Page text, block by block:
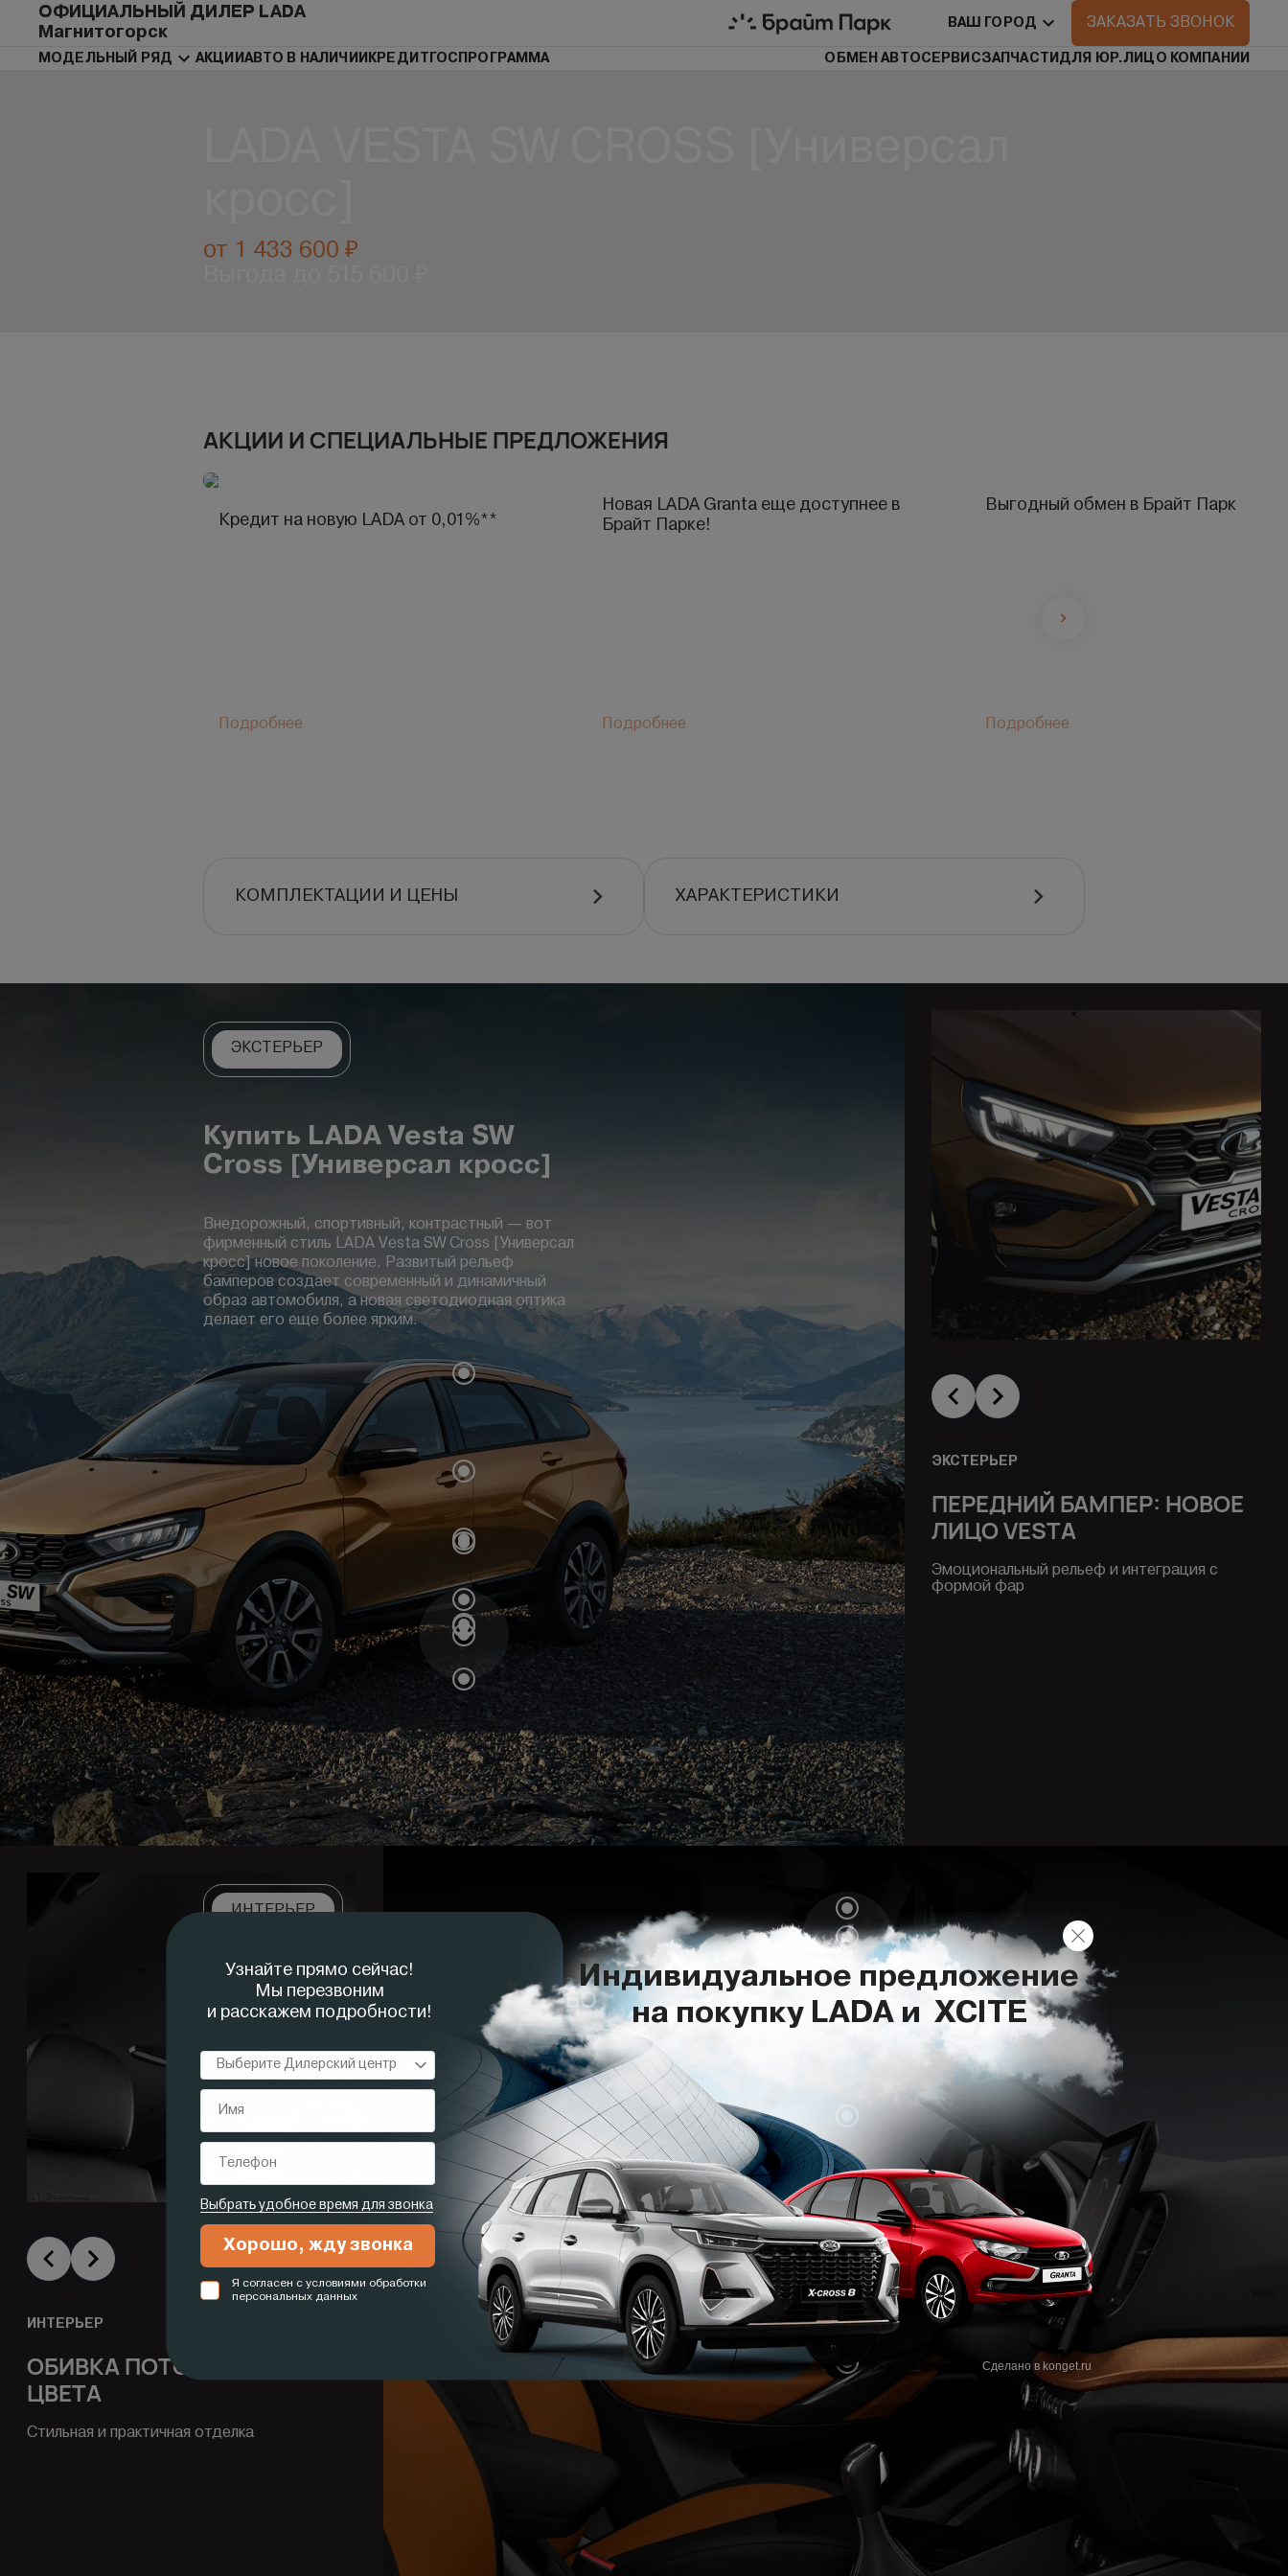
ОФИЦИАЛЬНЫЙ ДИЛЕР LADA
Магнитогорск
ВАШ ГОРОД ЗАКАЗАТЬ ЗВОНОК
МОДЕЛЬНЫЙ РЯД АКЦИИ АВТО В НАЛИЧИИ КРЕДИТ ГОСПРОГРАММА ОБМЕН АВТОСЕРВИСЗАПЧАСТИ ДЛЯ ЮР.ЛИЦ О КОМПАНИИ
от 1 433 600 ₽
АКЦИИ И СПЕЦИАЛЬНЫЕ ПРЕДЛОЖЕНИЯ
Кредит на новую LADA от 0,01%**
Подробнее
Новая LADA Granta еще доступнее в
Брайт Парке!
Подробнее
Выгодный обмен в Брайт Парк
Подробнее
КОМПЛЕКТАЦИИ И ЦЕНЫ ХАРАКТЕРИСТИКИ
ЭКСТЕРЬЕР
Купить LADA Vesta SW
Cross [Универсал кросс]
Внедорожный, спортивный, контрастный — вот
фирменный стиль LADA Vesta SW Cross [Универсал
кросс] новое поколение. Развитый рельеф
бамперов создает современный и динамичный
образ автомобиля, а новая светодиодная оптика
делает его еще более ярким.
ЭКСТЕРЬЕР
ПЕРЕДНИЙ БАМПЕР: НОВОЕ
ЛИЦО VESTA
Эмоциональный рельеф и интеграция с
формой фар
ИНТЕРЬЕР
ПРЕОБРАЖЁННОЕ ПРОСТРАНСТВО
Панель приборов с покрытием Soft Touch. Молдинги с оригинальной
текстурой. Ощущение бархатистости на поверхности дверных
поручней. Атмосферная подсветка функциональных зон. У LADA Vesta
SW Cross [Универсал кросс] новое поколение полностью новый
интерьер, в котором все выполнено с вниманием ко всем деталям и
прикосновениям.
ИНТЕРЬЕР
ОБИВКА ПОТОЛКА ЧЕРНОГО
ЦВЕТА
Стильная и практичная отделка